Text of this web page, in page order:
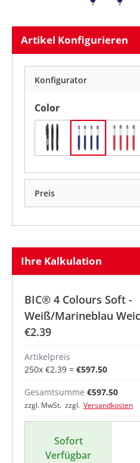
Artikel Konfigurieren
Konfigurator
Colorauswählen
Weiches Schwarz
Weiß/
Preis
Ihre Kalkulation
BIC® 4 Colours Soft -
Weiß/Marineblau
€2.39
Artikelpreis
250x €2.39 = €597.50
Gesamtsumme €597.50
zzgl. MwSt. zzgl. Versandkosten
Sofort
Verfügbar